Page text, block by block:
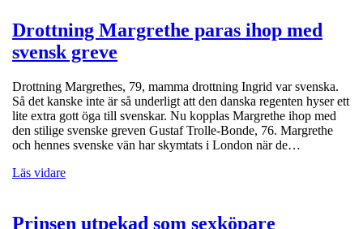
Drottning Margrethe paras ihop med
svensk greve
Drottning Margrethes, 79, mamma drottning Ingrid var svenska.
Så det kanske inte är så underligt att den danska regenten hyser ett
lite extra gott öga till svenskar. Nu kopplas Margrethe ihop med
den stilige svenske greven Gustaf Trolle-Bonde, 76. Margrethe
och hennes svenske vän har skymtats i London när de…
Läs vidare
Prinsen utpekad som sexköpare